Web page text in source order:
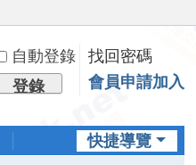
自動登錄
找回密碼
登錄 會員申請加入
快捷導覽